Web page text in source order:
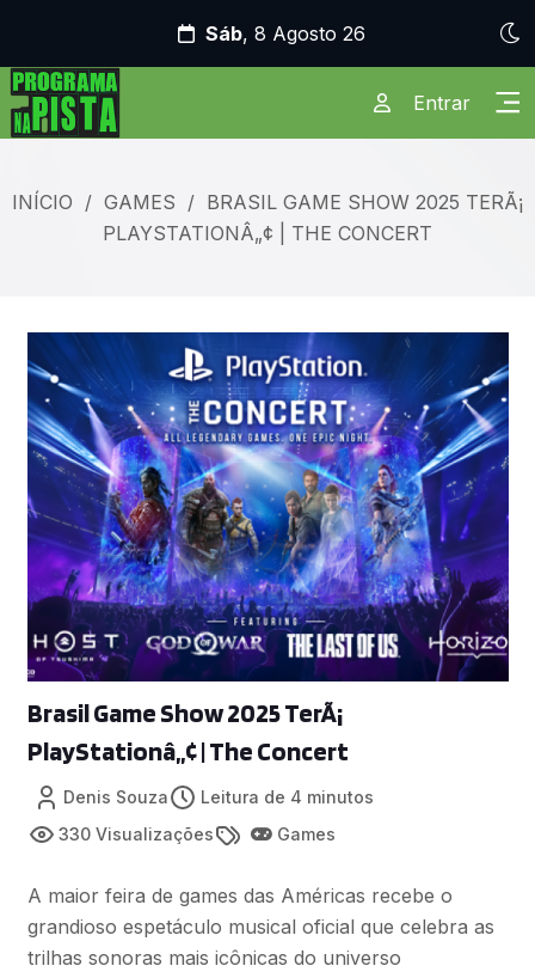
Sáb, 8 Agosto 26
Entrar
INÍCIO / GAMES / BRASIL GAME SHOW 2025 TERÃ¡
PLAYSTATIONÂ„¢ | THE CONCERT
Brasil Game Show 2025 TerÃ¡
PlayStationâ„¢ | The Concert
Denis Souza
Leitura de 4 minutos
330 Visualizações
Games
A maior feira de games das Américas recebe o
grandioso espetáculo musical oficial que celebra as
trilhas sonoras mais icônicas do universo